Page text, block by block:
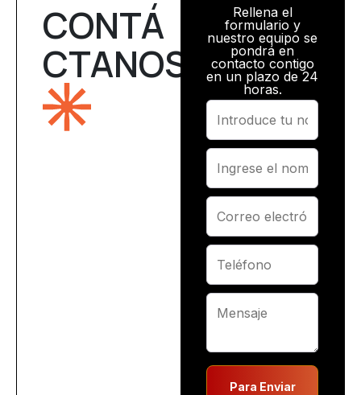
CONTÁ
CTANOS
Rellena el
formulario y
nuestro equipo se
pondrá en
contacto contigo
en un plazo de 24
horas.
Para Enviar